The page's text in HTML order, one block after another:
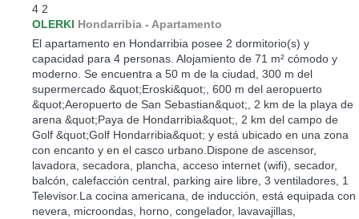
4 2
OLERKI Hondarribia - Apartamento
El apartamento en Hondarribia posee 2 dormitorio(s) y
capacidad para 4 personas. Alojamiento de 71 m² cómodo y
moderno. Se encuentra a 50 m de la ciudad, 300 m del
supermercado &quot;Eroski&quot;, 600 m del aeropuerto
&quot;Aeropuerto de San Sebastian&quot;, 2 km de la playa de
arena &quot;Paya de Hondarribia&quot;, 2 km del campo de
Golf &quot;Golf Hondarribia&quot; y está ubicado en una zona
con encanto y en el casco urbano.Dispone de ascensor,
lavadora, secadora, plancha, acceso internet (wifi), secador,
balcón, calefacción central, parking aire libre, 3 ventiladores, 1
Televisor.La cocina americana, de inducción, está equipada con
nevera, microondas, horno, congelador, lavavajillas,